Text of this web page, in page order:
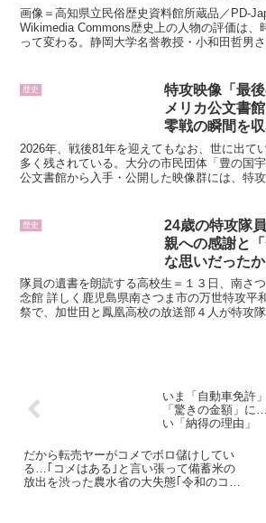
立てた"張本人"
画像＝高知県立民俗歴史資料館所蔵品／PD-
Wikimedia Commons歴史上の人物の評価は、
って変わる。静岡大学名誉教授・小和田哲男
歴史
特攻映像「最
メリカ公文書
零戦の瞬間を
2026年、戦後81年を迎えてもなお、世に出て
多く残されている。大分の市民団体「豊の国
公文書館から入手・公開した映像群には、特
歴史
24歳の特攻隊
親への感謝と
な思いだった
慰霊祭で高校
隊員の遺書を朗読する高校生＝１３日、南さ
念館 詳しく鹿児島県南さつま市の万世特攻平
祭で、加世田と鳳凰高校の放送部４人が特攻
いま「自動車免許
「驚きの金額」に
い「納得の理由」
だから転売ヤーがコメでボロ儲けしてい
る…｢コメはある｣と言い張って備蓄米の
放出を渋った農水省の大失態｢令和のコメ